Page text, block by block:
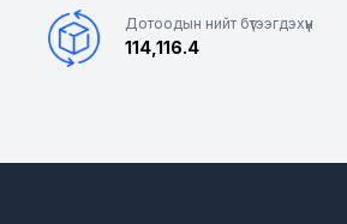
Дотоодын нийт бүтээгдэхүүн
114,116.4